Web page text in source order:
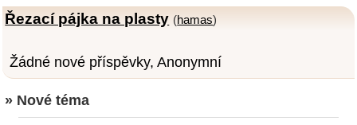
Řezací pájka na plasty (hamas)
Žádné nové příspěvky, Anonymní
» Nové téma